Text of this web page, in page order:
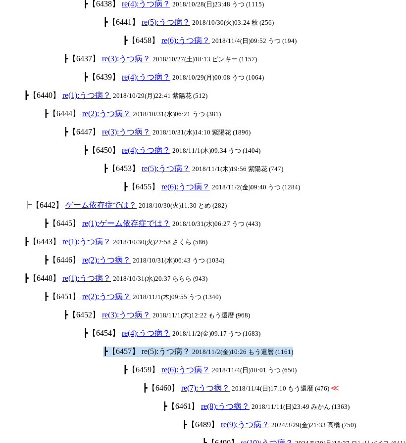
┣【6438】 re(4):うつ病？ 2018/10/28(日)23:48 うつ (1115)
┣【6441】 re(5):うつ病？ 2018/10/30(火)03:24 秋 (256)
┣【6458】 re(6):うつ病？ 2018/11/4(日)09:52 うつ (194)
┣【6437】 re(3):うつ病？ 2018/10/27(土)18:13 ピンキー (1157)
┣【6439】 re(4):うつ病？ 2018/10/29(月)00:08 うつ (1064)
┣【6440】 re(1):うつ病？ 2018/10/29(月)22:41 紫陽花 (512)
┣【6444】 re(2):うつ病？ 2018/10/31(水)06:21 うつ (381)
┣【6447】 re(3):うつ病？ 2018/10/31(水)14:10 紫陽花 (1896)
┣【6450】 re(4):うつ病？ 2018/11/1(木)09:34 うつ (1404)
┣【6453】 re(5):うつ病？ 2018/11/1(木)19:56 紫陽花 (747)
┣【6455】 re(6):うつ病？ 2018/11/2(金)09:40 うつ (1284)
┣【6442】 ゲーム依存症では？ 2018/10/30(火)11:30 とめ (282)
┣【6445】 re(1):ゲーム依存症では？ 2018/10/31(水)06:27 うつ (443)
┣【6443】 re(1):うつ病？ 2018/10/30(火)22:58 さくら (586)
┣【6446】 re(2):うつ病？ 2018/10/31(水)06:43 うつ (1034)
┣【6448】 re(1):うつ病？ 2018/10/31(水)20:37 ららら (943)
┣【6451】 re(2):うつ病？ 2018/11/1(木)09:55 うつ (1340)
┣【6452】 re(3):うつ病？ 2018/11/1(木)12:22 もう還暦 (968)
┣【6454】 re(4):うつ病？ 2018/11/2(金)09:17 うつ (1683)
┣【6457】 re(5):うつ病？ 2018/11/2(金)10:26 もう還暦 (1161)
┣【6459】 re(6):うつ病？ 2018/11/4(日)10:01 うつ (650)
┣【6460】 re(7):うつ病？ 2018/11/4(日)17:10 もう還暦 (476) ≪
┣【6461】 re(8):うつ病？ 2018/11/11(日)23:49 みかん (1363)
┣【6489】 re(9):うつ病？ 2024/3/29(金)21:33 高橋 (750)